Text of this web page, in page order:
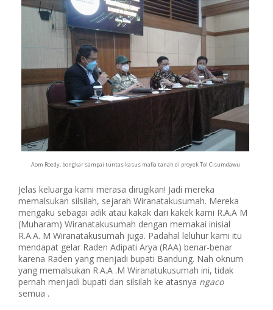
Aom Roedy, bongkar sampai tuntas kasus mafia tanah di proyek Tol Cisumdawu
Jelas keluarga kami merasa dirugikan! Jadi mereka
memalsukan silsilah, sejarah Wiranatakusumah. Mereka
mengaku sebagai adik atau kakak dari kakek kami R.A.A M
(Muharam) Wiranatakusumah dengan memakai inisial
R.A.A. M Wiranatakusumah juga. Padahal leluhur kami itu
mendapat gelar Raden Adipati Arya (RAA) benar-benar
karena Raden yang menjadi bupati Bandung. Nah oknum
yang memalsukan R.A.A .M Wiranatukusumah ini, tidak
pernah menjadi bupati dan silsilah ke atasnya ngaco
semua .